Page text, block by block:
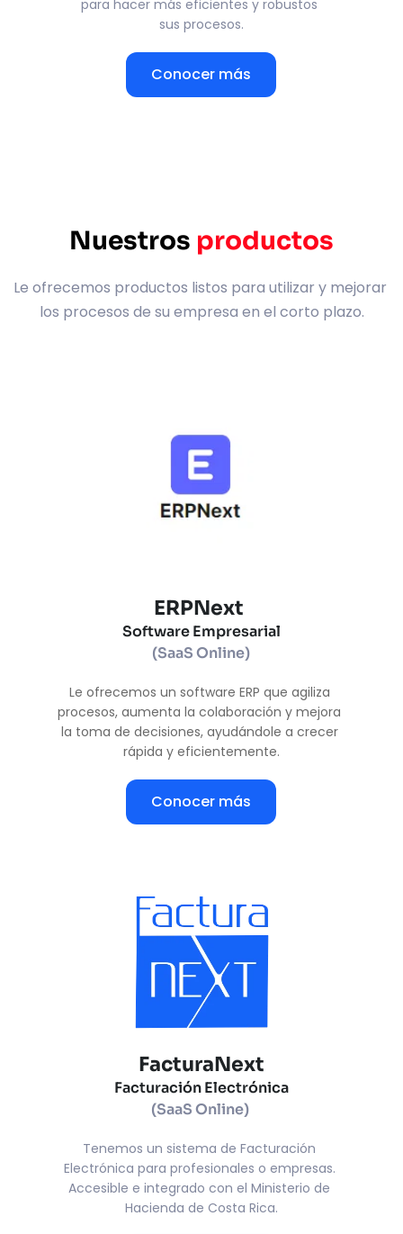
para hacer más eficientes y robustos
sus procesos.
Conocer más
Nuestros productos
Le ofrecemos productos listos para utilizar y mejorar
los procesos de su empresa en el corto plazo.
ERPNext
Software Empresarial
(SaaS Online)
Le ofrecemos un software ERP que agiliza
procesos, aumenta la colaboración y mejora
la toma de decisiones, ayudándole a crecer
rápida y eficientemente.
Conocer más
FacturaNext
Facturación Electrónica
(SaaS Online)
Tenemos un sistema de Facturación
Electrónica para profesionales o empresas.
Accesible e integrado con el Ministerio de
Hacienda de Costa Rica.